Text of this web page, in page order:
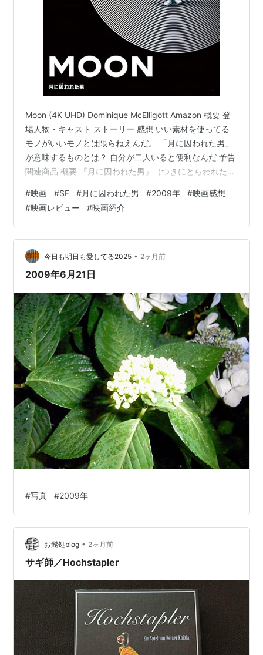
三沢光晴（プロレスラー）
マイケル・ジャクソン（ミュージシャン）
（女優）
8月18日 金大中（政治家・韓国
9月11日 *1 臼井儀人（漫画家）
10月4日*2 中川昭一
10月17日 加藤和彦
（ミュージシャン）
10月29日 三遊亭円楽*3 （落語家）
11月10日 森繁久彌（俳優
ヒット曲
Believe/嵐
明日の記憶/嵐
愛のままで/秋元順子
イチブトゼンブ/B'z
ひまわり/遊助
RESCUE/KAT-TUN
干支
丑年
関連キーワード
年号
2000年代
*1:死亡推定日
*2:死亡確認日
*3:5代目
Moon (4K UHD) Dominique McElligott Amazon 概要 登
場人物・キャスト ストーリー 感想 いい素材を使ってる
モノがいいモノとは限らねえんだ。 「月に囚われた男」
が意味するものとは？ 自分が二人いると便利なんだ 予告
関連商品 概要 『月に囚われた男』（つきにとらわれたお
映画。 本作はデヴィッド・ボウイの息子であるダンカ
ン・ジョーンズの長編映画監督としてのデビュー作であ
り、1970年代後半から1980年代前半のサイエンスフィク
ション映画の雰囲気を再現した作品である[5]。 そのた
め、『サイレント・ラ…
#映画 #SF #月に囚われた男 #2009年 #映画感想
#映画レビュー #映画紹介
今日も明日も愛してる2025 • 2ヶ月前
2009年6月21日
#写真 #2009年
お髭処blog • 2ヶ月前
サギ師／Hochstapler